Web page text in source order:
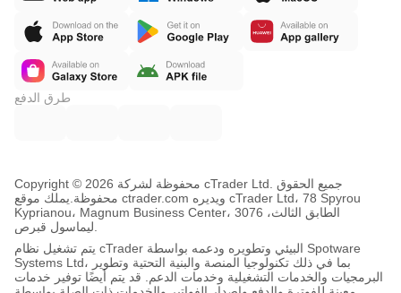
طرق الدفع
Copyright © محفوظة لشركة 2026 cTrader Ltd. جميع الحقوق
محفوظة. يملك موقع ctrader.com ويديره cTrader Ltd، 78 Spyrou
Kyprianou، Magnum Business Center، الطابق الثالث، 3076
يتم تشغيل نظام cTrader البيئي وتطويره ودعمه بواسطة Spotware
Systems Ltd، بما في ذلك تكنولوجيا المنصة والبنية التحتية وتطوير
البرمجيات والخدمات التشغيلية وخدمات الدعم. قد يتم أيضًا توفير خدمات